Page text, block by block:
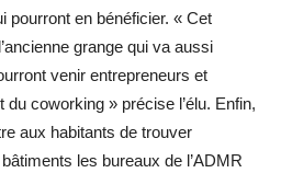
pourront en bénéficier. « Cet
grange qui va aussi
venir entrepreneurs et
du coworking » précise l’élu. Enfin,
aux habitants de trouver
les bureaux de l’ADMR